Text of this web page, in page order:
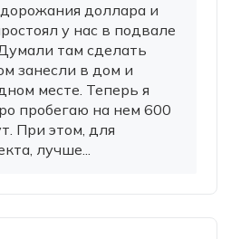
доллара и
у нас в подвале
там сделать
занесли в дом и
месте. Теперь я
пробегаю на нем 600
При этом, для
лучше...